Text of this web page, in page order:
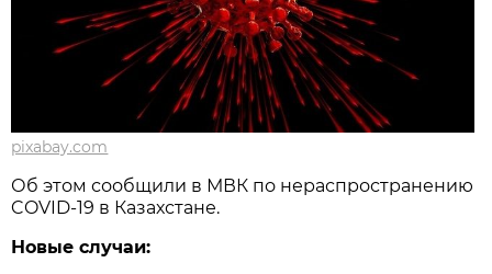
pixabay.com
Об этом сообщили в МВК по нераспространению
COVID-19 в Казахстане.
Новые случаи: